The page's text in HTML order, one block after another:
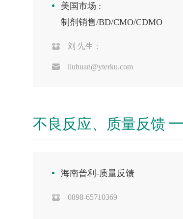
美国市场 :
制剂销售/BD/CMO/CDMO
刘 先生：
liuhuan@yterku.com
不良反应、质量反馈
海南普利-质量反馈
0898-65710369